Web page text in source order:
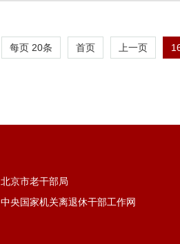
每页 20条 首页 上一页
北京市老干部局
中央国家机关离退休干部工作网